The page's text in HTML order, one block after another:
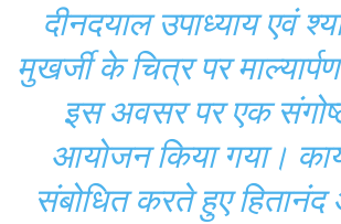
दीनदयाल उपाध्याय एवं
मुखर्जी के चित्र पर
इस अवसर पर एक
आयोजन किया गया।
संबोधित करते हुए